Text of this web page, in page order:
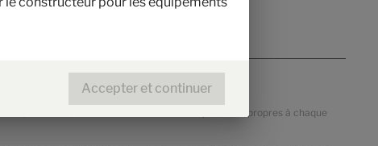
de la TVA, des taxes et des droits d'importation propres à chaque
Accepter et continuer